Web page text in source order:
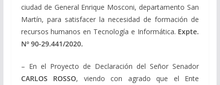
ciudad de General Enrique Mosconi, departamento San
Martín, para satisfacer la necesidad de formación de
recursos humanos en Tecnología e Informática. Expte.
Nº 90-29.441/2020.
– En el Proyecto de Declaración del Señor Senador
CARLOS ROSSO, viendo con agrado que el Ente